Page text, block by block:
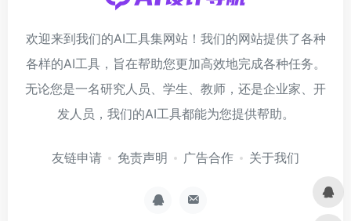
欢迎来到我们的AI工具集网站！我们的网站提供了各种
各样的AI工具，旨在帮助您更加高效地完成各种任务。
无论您是一名研究人员、学生、教师，还是企业家、开
发人员，我们的AI工具都能为您提供帮助。
友链申请 免责声明 广告合作 关于我们